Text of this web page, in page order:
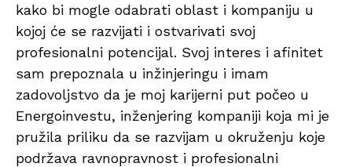
kako bi mogle odabrati oblast i kompaniju u
kojoj će se razvijati i ostvarivati svoj
profesionalni potencijal. Svoj interes i afinitet
sam prepoznala u inžinjeringu i imam
zadovoljstvo da je moj karijerni put počeo u
Energoinvestu, inženjering kompaniji koja mi je
pružila priliku da se razvijam u okruženju koje
podržava ravnopravnost i profesionalni